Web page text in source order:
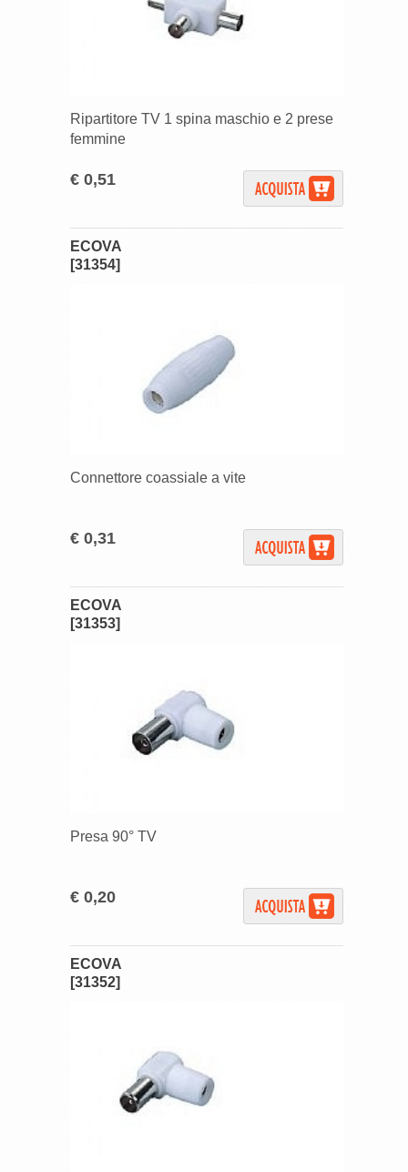
Ripartitore TV 1 spina maschio e 2 prese
femmine
€ 0,51
ECOVA
[31354]
Connettore coassiale a vite
€ 0,31
ECOVA
[31353]
Presa 90° TV
€ 0,20
ECOVA
[31352]